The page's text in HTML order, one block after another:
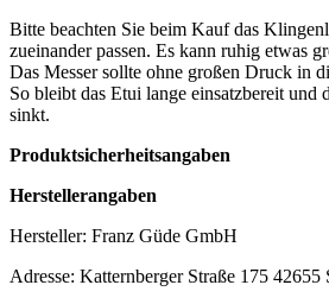
Bitte beachten Sie beim Kauf das
zueinander passen. Es kann ruhig etwas
Das Messer sollte ohne großen Druck in
So bleibt das Etui lange einsatzbereit und
sinkt.
Produktsicherheitsangaben
Herstellerangaben
Hersteller: Franz Güde GmbH
Adresse: Katternberger Straße 175 42655